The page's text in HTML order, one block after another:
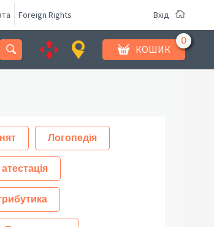
Foreign Rights Вхід
КОШИК
Логопедія